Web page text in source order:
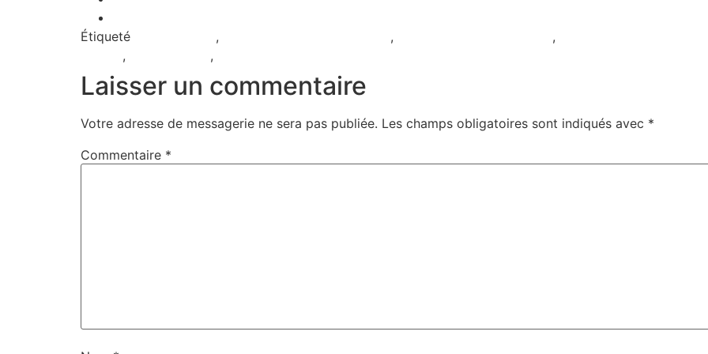
Étiqueté
, , ,
, ,
Laisser un commentaire
Votre adresse de messagerie ne sera pas publiée. Les champs obligatoires sont indiqués avec *
Commentaire *